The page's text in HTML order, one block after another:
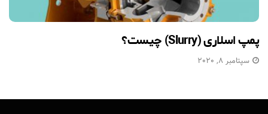
پمپ اسلاری (Slurry) چیست؟
سپتامبر 8, 2020